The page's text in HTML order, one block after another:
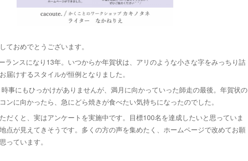
ておめでとうございます。
ランスになり13年。いつからか年賀状は、アリのような小さな字をみっちり詰
届けするスタイルが恒例となりました。
事にもひっかけがありませんが、満月に向かっていった師走の最後。年賀状の
ンに向かったら、急にどら焼きが食べたい気持ちになったのでした。
だくと、実はアンケートを実施中です。目標100名を達成したいと思っていま
点が見えてきそうです。多くの方の声を集めたく、ホームページで改めてお願
っています。